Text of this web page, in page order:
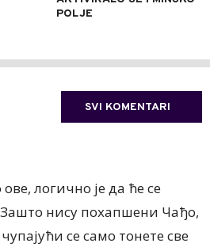
POLJE
SVI KOMENTARI
логично је да ће се
Зашто нису похапшени Чађо,
се само тонете све